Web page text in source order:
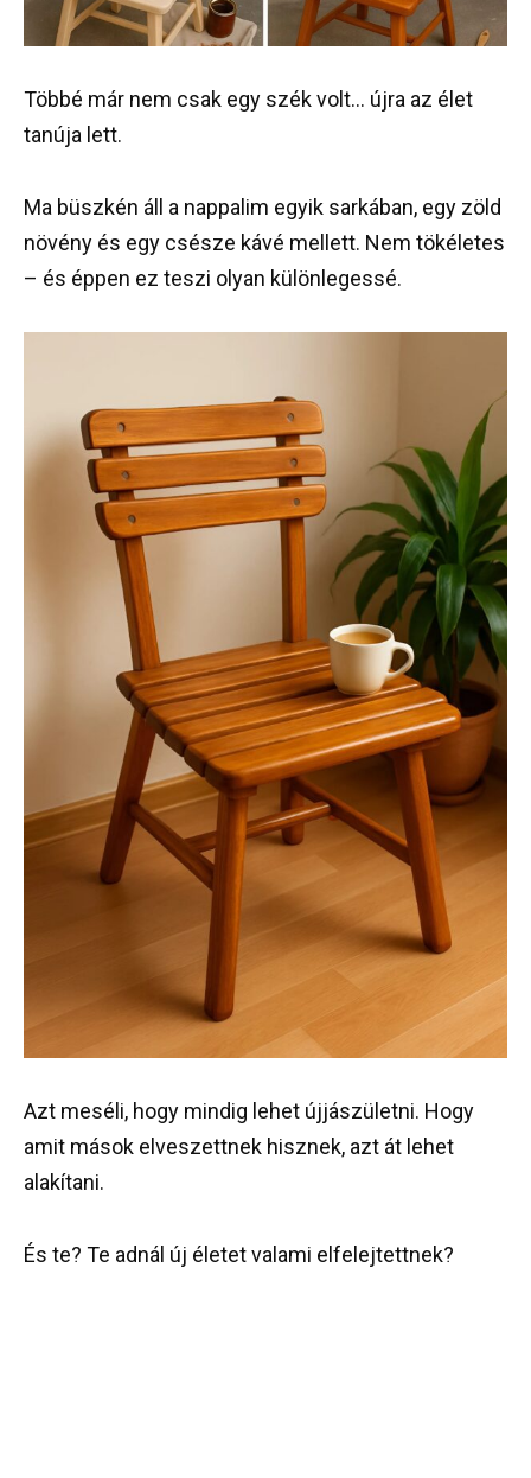
Többé már nem csak egy szék volt… újra az élet
tanúja lett.
Ma büszkén áll a nappalim egyik sarkában, egy zöld
növény és egy csésze kávé mellett. Nem tökéletes
– és éppen ez teszi olyan különlegessé.
Azt meséli, hogy mindig lehet újjászületni. Hogy
amit mások elveszettnek hisznek, azt át lehet
alakítani.
És te? Te adnál új életet valami elfelejtettnek?